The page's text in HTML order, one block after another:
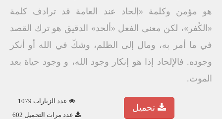
هو مؤمن وكلمة «إلحاد عند العامة قد ترادف كلمة
«الكُفر»، لكن معنى الفعل «ألحد» الدقيق هو ترك القصد
في ما أمر به، ومال إلى الظلم، وشكّ في الله أو أنكر
وجوده. فالإلحاد إذا هو إنكار وجود الله، و وجود حياة بعد
الموت.
عدد الزيارات 1079
عدد مرات التحميل 602
تحميل